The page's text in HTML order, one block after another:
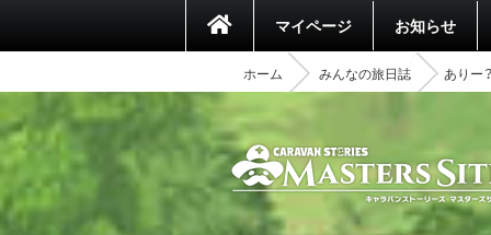
マイページ お知らせ
ホーム みんなの旅日誌 ありー